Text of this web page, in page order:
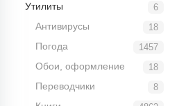
6
Утилиты
18
Антивирусы
1457
Погода
18
Обои, оформление
8
Переводчики